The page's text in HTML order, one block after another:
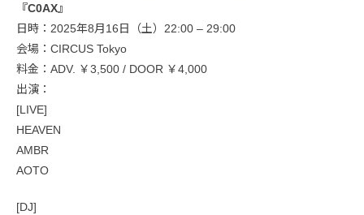
『C0AX』
日時：2025年8月16日（土）22:00 – 29:00
会場：CIRCUS Tokyo
料金：ADV. ￥3,500 / DOOR ￥4,000
出演：
[LIVE]
HEAVEN
AMBR
AOTO
[DJ]